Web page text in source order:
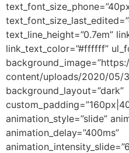
text_line_height=”0.7em”
link_text_color=”#ffffff”
content/uploads/2020/05/
background_layout=”dark”
animation_style=”slide”
animation_delay=”400ms”